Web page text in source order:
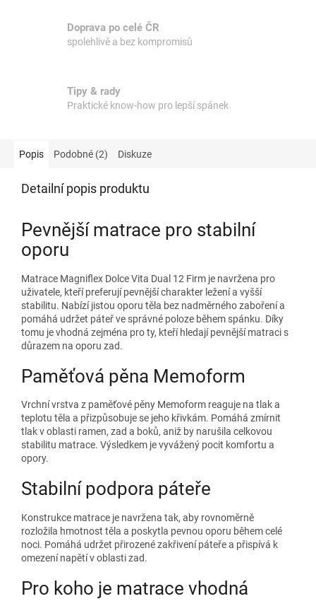
Doprava po celé ČR
spolehlivě a bez kompromisů
Tipy & rady
Praktické know-how pro lepší spánek
Popis Podobné (2) Diskuze
Detailní popis produktu
Pevnější matrace pro stabilní
oporu
Matrace Magniflex Dolce Vita Dual 12 Firm je navržena pro
uživatele, kteří preferují pevnější charakter ležení a vyšší
stabilitu. Nabízí jistou oporu těla bez nadměrného zaboření a
pomáhá udržet páteř ve správné poloze během spánku. Díky
tomu je vhodná zejména pro ty, kteří hledají pevnější matraci s
důrazem na oporu zad.
Paměťová pěna Memoform
Vrchní vrstva z paměťové pěny Memoform reaguje na tlak a
teplotu těla a přizpůsobuje se jeho křivkám. Pomáhá zmírnit
tlak v oblasti ramen, zad a boků, aniž by narušila celkovou
stabilitu matrace. Výsledkem je vyvážený pocit komfortu a
opory.
Stabilní podpora páteře
Konstrukce matrace je navržena tak, aby rovnoměrně
rozložila hmotnost těla a poskytla pevnou oporu během celé
noci. Pomáhá udržet přirozené zakřivení páteře a přispívá k
omezení napětí v oblasti zad.
Pro koho je matrace vhodná